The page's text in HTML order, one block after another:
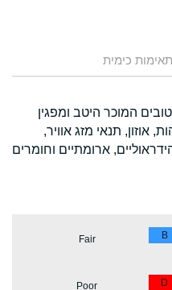
תאימות כימית
המוכר היטב ומפגין
אוזון, תנאי מזג אוויר,
ארומתיים וחומרים
B
Fair
D
Poor